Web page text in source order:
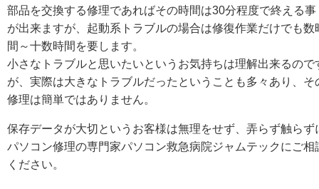
部品を交換する修理であればその時間は30分程度で終える事
が出来ますが、起動系トラブルの場合は修復作業だけでも数
間～十数時間を要します。
小さなトラブルと思いたいというお気持ちは理解出来るので
が、実際は大きなトラブルだったということも多々あり、そ
修理は簡単ではありません。
保存データが大切というお客様は無理をせず、弄らず触らず
パソコン修理の専門家パソコン救急病院ジャムテックにご相
ください。